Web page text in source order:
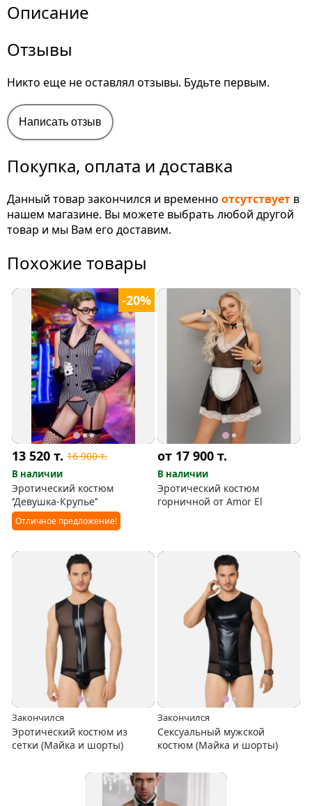
Описание
Отзывы
Никто еще не оставлял отзывы. Будьте первым.
Написать отзыв
Покупка, оплата и доставка
Данный товар закончился и временно отсутствует в
нашем магазине. Вы можете выбрать любой другой
товар и мы Вам его доставим.
Похожие товары
-20%
13 520т. 16 900т.
В наличии
Эротический костюм
’’Девушка-Крупье’’
Отличное предложение!
от 17 900т.
В наличии
Эротический костюм
горничной от Amor El
Закончился
Эротический костюм из
сетки (Майка и шорты)
Закончился
Сексуальный мужской
костюм (Майка и шорты)